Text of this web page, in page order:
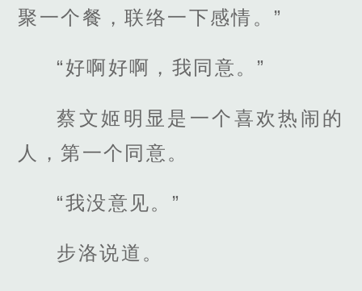
聚一个餐，联络一下感情。”
“好啊好啊，我同意。”
蔡文姬明显是一个喜欢热闹的
人，第一个同意。
“我没意见。”
步洛说道。